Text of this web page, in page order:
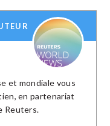
et mondiale vous
en partenariat
Reuters.